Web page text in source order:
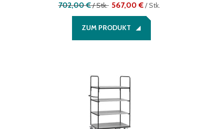
702,00 €/Stk. 567,00 €/Stk.
ZUM PRODUKT